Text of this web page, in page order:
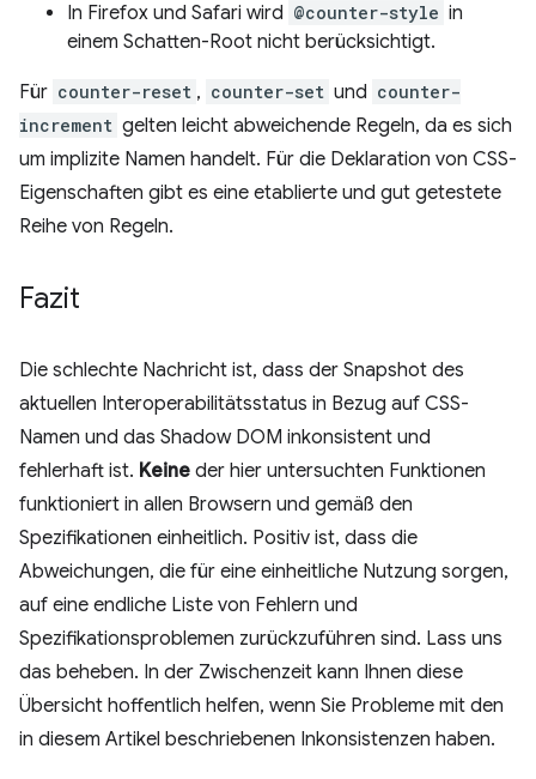
In Firefox und Safari wird @counter-style in
einem Schatten-Root nicht berücksichtigt.
Für counter-reset , counter-set und counter-
increment gelten leicht abweichende Regeln, da es sich
um implizite Namen handelt. Für die Deklaration von CSS-
Eigenschaften gibt es eine etablierte und gut getestete
Reihe von Regeln.
Fazit
Die schlechte Nachricht ist, dass der Snapshot des
aktuellen Interoperabilitätsstatus in Bezug auf CSS-
Namen und das Shadow DOM inkonsistent und
fehlerhaft ist. Keine der hier untersuchten Funktionen
funktioniert in allen Browsern und gemäß den
Spezifikationen einheitlich. Positiv ist, dass die
Abweichungen, die für eine einheitliche Nutzung sorgen,
auf eine endliche Liste von Fehlern und
Spezifikationsproblemen zurückzuführen sind. Lass uns
das beheben. In der Zwischenzeit kann Ihnen diese
Übersicht hoffentlich helfen, wenn Sie Probleme mit den
in diesem Artikel beschriebenen Inkonsistenzen haben.